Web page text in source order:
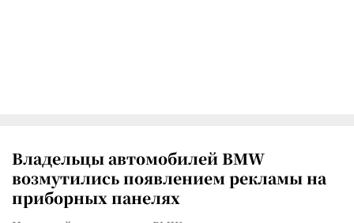
Владельцы автомобилей BMW
возмутились появлением рекламы на
приборных панелях